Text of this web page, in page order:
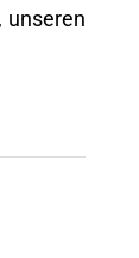
unseren